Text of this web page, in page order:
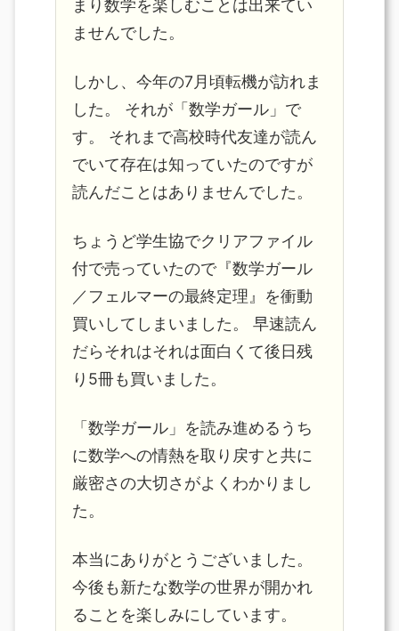
まり数学を楽しむことは出来てい
ませんでした。
しかし、今年の7月頃転機が訪れま
した。 それが「数学ガール」で
す。 それまで高校時代友達が読ん
でいて存在は知っていたのですが
読んだことはありませんでした。
ちょうど学生協でクリアファイル
付で売っていたので『数学ガール
／フェルマーの最終定理』を衝動
買いしてしまいました。 早速読ん
だらそれはそれは面白くて後日残
り5冊も買いました。
「数学ガール」を読み進めるうち
に数学への情熱を取り戻すと共に
厳密さの大切さがよくわかりまし
た。
本当にありがとうございました。
今後も新たな数学の世界が開かれ
ることを楽しみにしています。